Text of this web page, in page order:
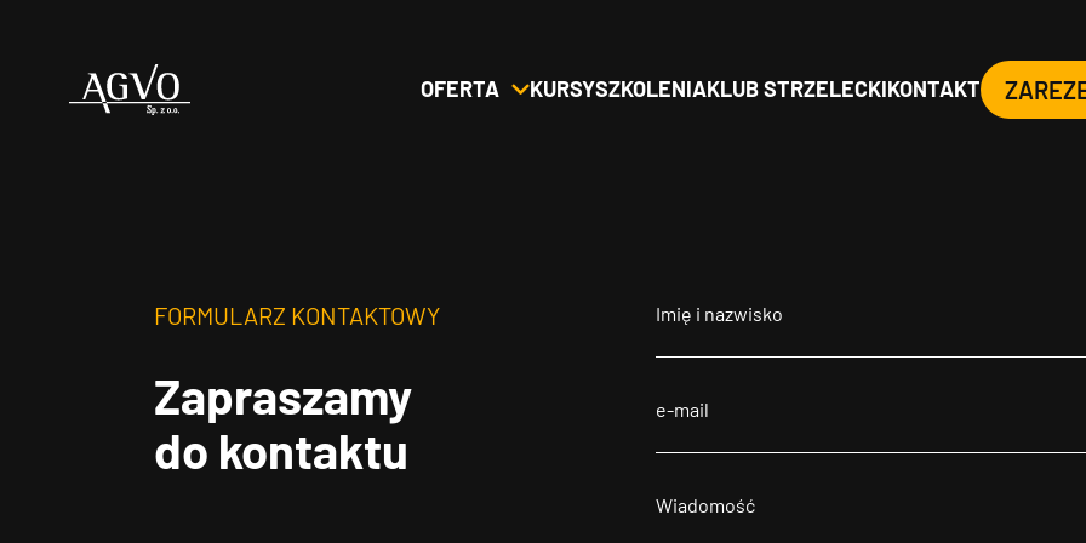
Header
OFERTA KURSYSZKOLENIAKLUB STRZELECKIKONTAKT
FORMULARZ KONTAKTOWY
Zapraszamy
do kontaktu